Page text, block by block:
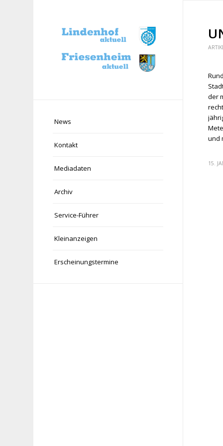
News
Kontakt
Mediadaten
Archiv
Service-Führer
Kleinanzeigen
Erscheinungstermine
der
und
15.